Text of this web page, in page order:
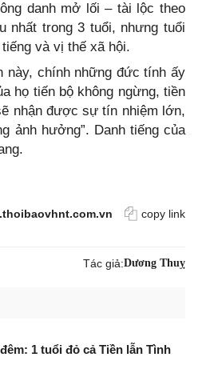
danh mở lối – tài lộc theo
nhất trong 3 tuổi, nhưng tuổi
và vị thế xã hội.
này, chính những đức tính ấy
họ tiến bộ không ngừng, tiền
nhận được sự tín nhiệm lớn,
ảnh hưởng”. Danh tiếng của
copy link
Tác giả:Dương Thuỵ
1 tuổi đỏ cả Tiền lẫn Tình